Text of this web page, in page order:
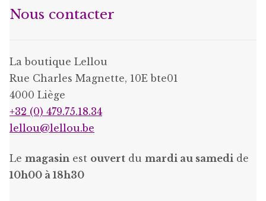
Nous contacter
La boutique Lellou
Rue Charles Magnette, 10E bte01
4000 Liège
+32 (0) 479.75.18.34
lellou@lellou.be
Le magasin est ouvert du mardi au samedi de
10h00 à 18h30